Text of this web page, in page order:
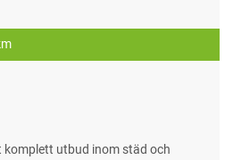
utbud inom städ och